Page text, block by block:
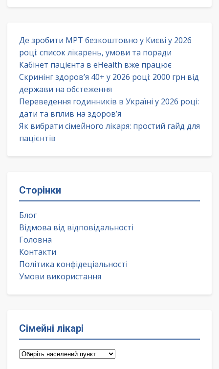
Де зробити МРТ безкоштовно у Києві у 2026
році: список лікарень, умови та поради
Кабінет пацієнта в eHealth вже працює
Скринінг здоров’я 40+ у 2026 році: 2000 грн від
держави на обстеження
Переведення годинників в Україні у 2026 році:
дати та вплив на здоров’я
Як вибрати сімейного лікаря: простий гайд для
пацієнтів
Сторінки
Блог
Відмова від відповідальності
Головна
Контакти
Політика конфідеціальності
Умови використання
Сімейні лікарі
Сімейні